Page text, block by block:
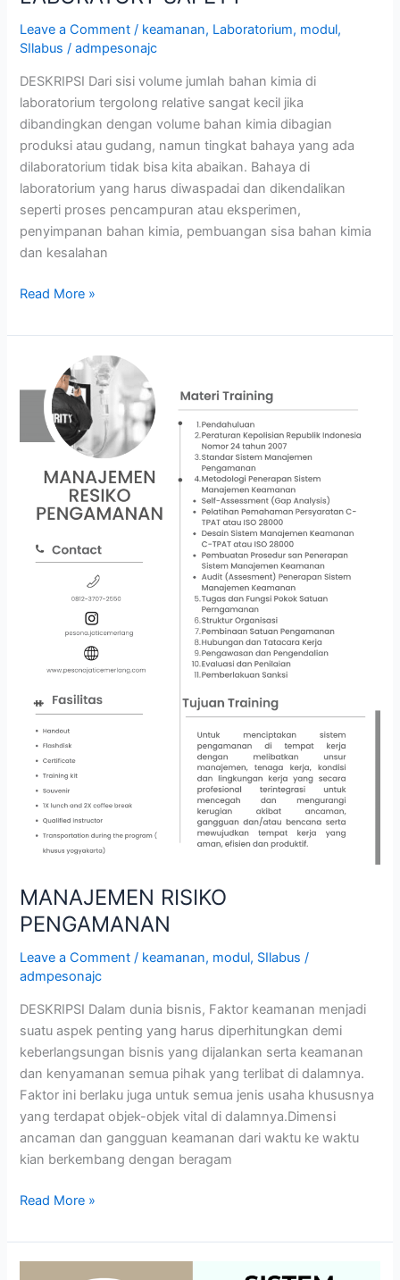
Leave a Comment / keamanan, Laboratorium, modul,
SIlabus /admpesonajc
DESKRIPSI Dari sisi volume jumlah bahan kimia di
laboratorium tergolong relative sangat kecil jika
dibandingkan dengan volume bahan kimia dibagian
produksi atau gudang, namun tingkat bahaya yang ada
dilaboratorium tidak bisa kita abaikan. Bahaya di
laboratorium yang harus diwaspadai dan dikendalikan
seperti proses pencampuran atau eksperimen,
penyimpanan bahan kimia, pembuangan sisa bahan kimia
dan kesalahan
Read More »
MANAJEMEN RISIKO
PENGAMANAN
Leave a Comment / keamanan, modul, SIlabus /
admpesonajc
DESKRIPSI Dalam dunia bisnis, Faktor keamanan menjadi
suatu aspek penting yang harus diperhitungkan demi
keberlangsungan bisnis yang dijalankan serta keamanan
dan kenyamanan semua pihak yang terlibat di dalamnya.
Faktor ini berlaku juga untuk semua jenis usaha khususnya
yang terdapat objek-objek vital di dalamnya.Dimensi
ancaman dan gangguan keamanan dari waktu ke waktu
kian berkembang dengan beragam
MANAJEMEN
RISIKO
PENGAMANAN
Read More »